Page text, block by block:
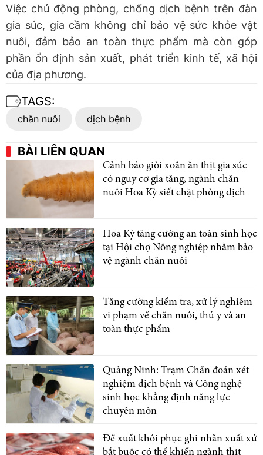
Việc chủ động phòng, chống dịch bệnh trên đàn
gia súc, gia cầm không chỉ bảo vệ sức khỏe vật
nuôi, đảm bảo an toàn thực phẩm mà còn góp
phần ổn định sản xuất, phát triển kinh tế, xã hội
của địa phương.
TAGS:
chăn nuôi dịch bệnh
BÀI LIÊN QUAN
Cảnh báo giòi xoắn ăn thịt gia súc
có nguy cơ gia tăng, ngành chăn
nuôi Hoa Kỳ siết chặt phòng dịch
Hoa Kỳ tăng cường an toàn sinh học
tại Hội chợ Nông nghiệp nhằm bảo
vệ ngành chăn nuôi
Tăng cường kiểm tra, xử lý nghiêm
vi phạm về chăn nuôi, thú y và an
toàn thực phẩm
Quảng Ninh: Trạm Chẩn đoán xét
nghiệm dịch bệnh và Công nghệ
sinh học khẳng định năng lực
chuyên môn
Đề xuất khôi phục ghi nhãn xuất xứ
bắt buộc có thể khiến ngành thịt